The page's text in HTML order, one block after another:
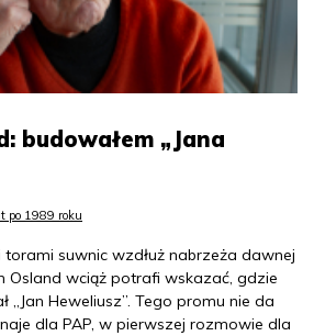
budowałem „Jana
po 1989 roku
torami suwnic wzdłuż nabrzeża dawnej
Osland wciąż potrafi wskazać, gdzie
„Jan Heweliusz”. Tego promu nie da
dla PAP, w pierwszej rozmowie dla